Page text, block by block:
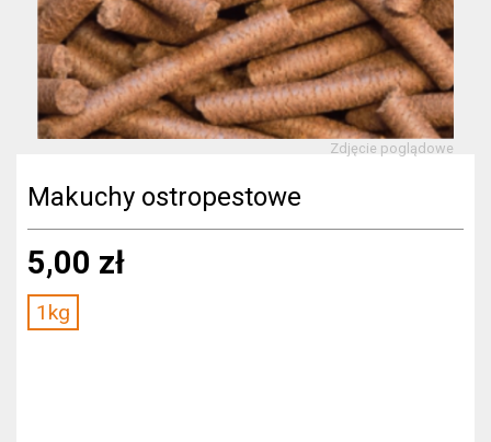
Zdjęcie poglądowe
Makuchy ostropestowe
5,00 zł
1kg